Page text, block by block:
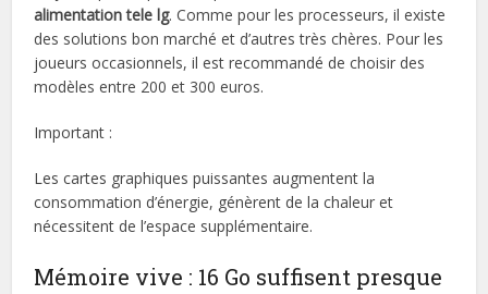
alimentation tele lg. Comme pour les processeurs, il existe
des solutions bon marché et d’autres très chères. Pour les
joueurs occasionnels, il est recommandé de choisir des
modèles entre 200 et 300 euros.
Important :
Les cartes graphiques puissantes augmentent la
consommation d’énergie, génèrent de la chaleur et
nécessitent de l’espace supplémentaire.
Mémoire vive : 16 Go suffisent presque